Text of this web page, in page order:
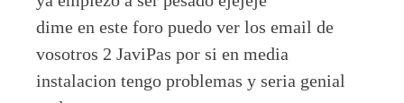
dime en este foro puedo ver los email de
vosotros 2 JaviPas por si en media
instalacion tengo problemas y seria genial